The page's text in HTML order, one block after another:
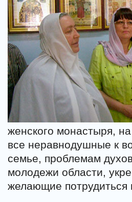
женского монастыря,
все неравнодушные к
семье, проблемам
молодежи области,
желающие потрудиться